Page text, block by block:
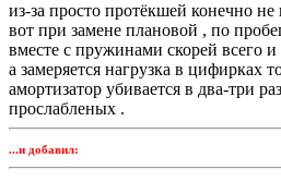
из-за просто протёкшей конечно
вот при замене плановой , по
вместе с пружинами скорей всего и
а замеряется нагрузка в цифирках
амортизатор убивается в два-три
прослабленых .
...и добавил: